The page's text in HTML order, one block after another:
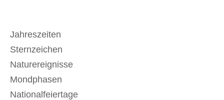
Jahreszeiten
Sternzeichen
Naturereignisse
Mondphasen
Nationalfeiertage